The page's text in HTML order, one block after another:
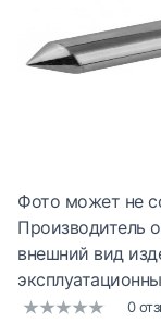
Фото может не
Производитель
внешний вид
0